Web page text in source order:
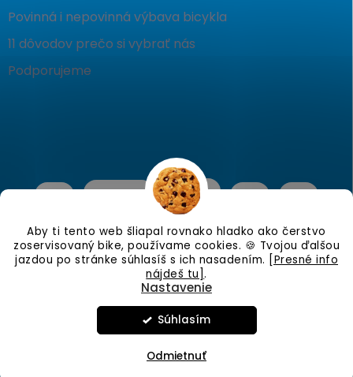
Aby ti tento web šliapal rovnako hladko ako čerstvo
zoservisovaný bike, používame cookies. 🍪 Tvojou ďalšou
jazdou po stránke súhlasíš s ich nasadením. [Presné info
nájdeš tu].
Nastavenie
Odmietnuť
Súhlasím
Povinná i nepovinná výbava bicykla
11 dôvodov prečo si vybrať nás
Podporujeme
Vytvoril Shoptet
nastavenie cookies